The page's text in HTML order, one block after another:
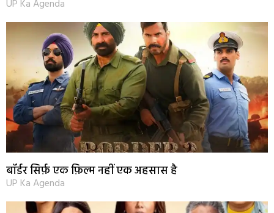
UP Ka Agenda
बॉर्डर सिर्फ़ एक फ़िल्म नहीं एक अहसास है
UP Ka Agenda